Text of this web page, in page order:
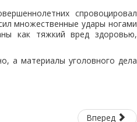
спровоцировал
множественные удары ногами
как тяжкий вред здоровью,
а материалы уголовного дела
Вперед